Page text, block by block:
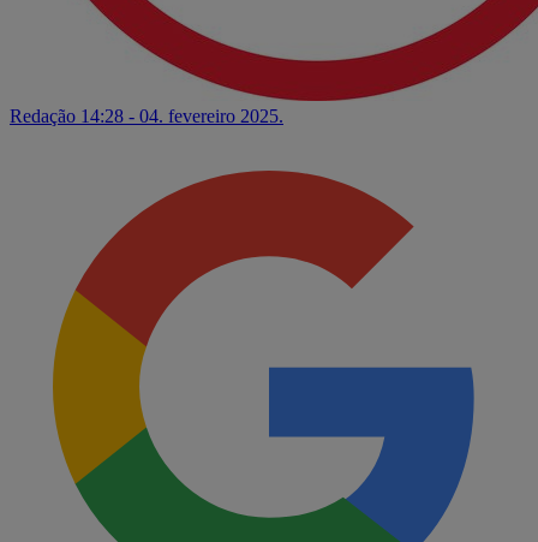
Redação 14:28 - 04. fevereiro 2025.